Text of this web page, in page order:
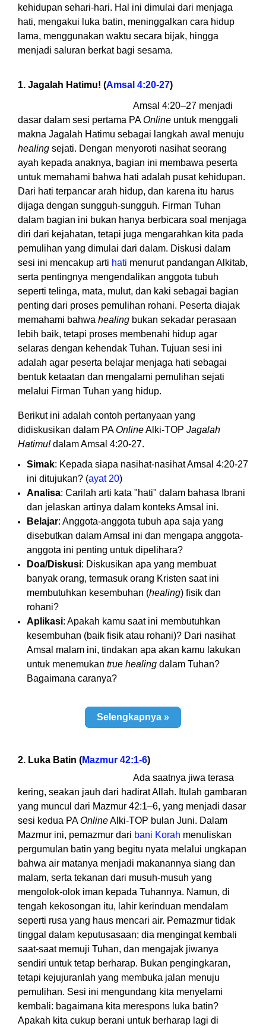
kehidupan sehari-hari. Hal ini dimulai dari menjaga
hati, mengakui luka batin, meninggalkan cara hidup
lama, menggunakan waktu secara bijak, hingga
menjadi saluran berkat bagi sesama.
1. Jagalah Hatimu! (Amsal 4:20-27)
Amsal 4:20–27 menjadi
dasar dalam sesi pertama PAOnline untuk menggali
makna Jagalah Hatimu sebagai langkah awal menuju
healing sejati. Dengan menyoroti nasihat seorang
ayah kepada anaknya, bagian ini membawa peserta
untuk memahami bahwa hati adalah pusat kehidupan.
Dari hati terpancar arah hidup, dan karena itu harus
dijaga dengan sungguh-sungguh. Firman Tuhan
dalam bagian ini bukan hanya berbicara soal menjaga
diri dari kejahatan, tetapi juga mengarahkan kita pada
pemulihan yang dimulai dari dalam. Diskusi dalam
sesi ini mencakup arti hati menurut pandangan Alkitab,
serta pentingnya mengendalikan anggota tubuh
seperti telinga, mata, mulut, dan kaki sebagai bagian
penting dari proses pemulihan rohani. Peserta diajak
memahami bahwa healing bukan sekadar perasaan
lebih baik, tetapi proses membenahi hidup agar
selaras dengan kehendak Tuhan. Tujuan sesi ini
adalah agar peserta belajar menjaga hati sebagai
bentuk ketaatan dan mengalami pemulihan sejati
melalui Firman Tuhan yang hidup.
Berikut ini adalah contoh pertanyaan yang
didiskusikan dalam PAOnlineAlki-TOP Jagalah
Hatimu!dalam Amsal 4:20-27.
Simak: Kepada siapa nasihat-nasihat Amsal 4:20-27
ini ditujukan? (ayat 20)
Analisa: Carilah arti kata "hati" dalam bahasa Ibrani
dan jelaskan artinya dalam konteks Amsal ini.
Belajar: Anggota-anggota tubuh apa saja yang
disebutkan dalam Amsal ini dan mengapa anggota-
anggota ini penting untuk dipelihara?
Doa/Diskusi: Diskusikan apa yang membuat
banyak orang, termasuk orang Kristen saat ini
membutuhkan kesembuhan (healing) fisik dan
rohani?
Aplikasi: Apakah kamu saat ini membutuhkan
kesembuhan (baik fisik atau rohani)? Dari nasihat
Amsal malam ini, tindakan apa akan kamu lakukan
untuk menemukan true healing dalam Tuhan?
Bagaimana caranya?
Selengkapnya »
2. Luka Batin (Mazmur 42:1-6)
Ada saatnya jiwa terasa
kering, seakan jauh dari hadirat Allah. Itulah gambaran
yang muncul dari Mazmur 42:1–6, yang menjadi dasar
sesi kedua PAOnlineAlki-TOP bulan Juni. Dalam
Mazmur ini, pemazmur dari bani Korah menuliskan
pergumulan batin yang begitu nyata melalui ungkapan
bahwa air matanya menjadi makanannya siang dan
malam, serta tekanan dari musuh-musuh yang
mengolok-olok iman kepada Tuhannya. Namun, di
tengah kekosongan itu, lahir kerinduan mendalam
seperti rusa yang haus mencari air. Pemazmur tidak
tinggal dalam keputusasaan; dia mengingat kembali
saat-saat memuji Tuhan, dan mengajak jiwanya
sendiri untuk tetap berharap. Bukan pengingkaran,
tetapi kejujuranlah yang membuka jalan menuju
pemulihan. Sesi ini mengundang kita menyelami
kembali: bagaimana kita merespons luka batin?
Apakah kita cukup berani untuk berharap lagi di